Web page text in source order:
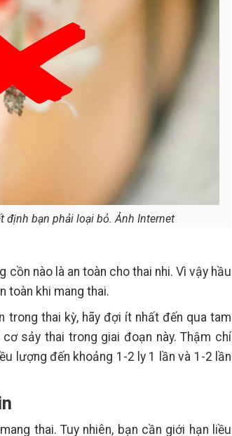
định bạn phải loại bỏ. Ảnh Internet
nào là an toàn cho thai nhi. Vì vậy hầu
toàn khi mang thai.
thai kỳ, hãy đợi ít nhất đến qua tam
sảy thai trong giai đoạn này. Thậm chí
lượng đến khoảng 1-2 ly 1 lần và 1-2 lần
thai. Tuy nhiên, bạn cần giới hạn liều